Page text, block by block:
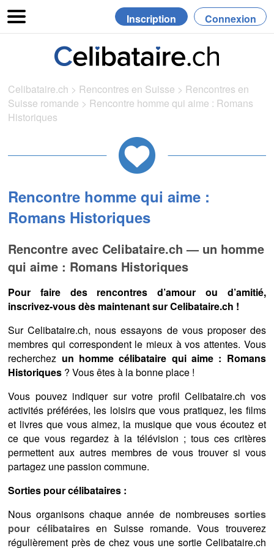
Inscription Connexion
Celibataire.ch > Rencontres en Suisse > Rencontres en
Suisse romande > Rencontre homme qui aime : Romans
Historiques
Rencontre homme qui aime :
Romans Historiques
Rencontre avec Celibataire.ch — un homme
qui aime : Romans Historiques
Pour faire des rencontres d’amour ou d’amitié,
inscrivez-vous dès maintenant sur Celibataire.ch !
Sur Celibataire.ch, nous essayons de vous proposer des
membres qui correspondent le mieux à vos attentes. Vous
recherchez un homme célibataire qui aime : Romans
Historiques ? Vous êtes à la bonne place !
Vous pouvez indiquer sur votre profil Celibataire.ch vos
activités préférées, les loisirs que vous pratiquez, les films
et livres que vous aimez, la musique que vous écoutez et
ce que vous regardez à la télévision ; tous ces critères
permettent aux autres membres de vous trouver si vous
partagez une passion commune.
Sorties pour célibataires :
Nous organisons chaque année de nombreuses sorties
pour célibatairesen Suisse romande. Vous trouverez
régulièrement près de chez vous une sortie Celibataire.ch